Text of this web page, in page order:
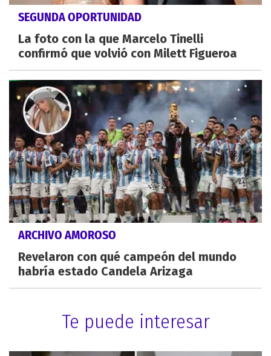
SEGUNDA OPORTUNIDAD
La foto con la que Marcelo Tinelli
confirmó que volvió con Milett Figueroa
ARCHIVO AMOROSO
Revelaron con qué campeón del mundo
habría estado Candela Arizaga
Te puede interesar